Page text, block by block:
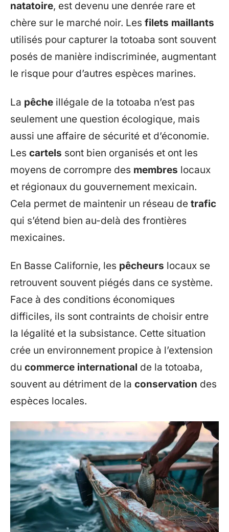
natatoire, est devenu une denrée rare et
chère sur le marché noir. Les filets maillants
utilisés pour capturer la totoaba sont souvent
posés de manière indiscriminée, augmentant
le risque pour d’autres espèces marines.
La pêche illégale de la totoaba n’est pas
seulement une question écologique, mais
aussi une affaire de sécurité et d’économie.
Les cartels sont bien organisés et ont les
moyens de corrompre des membres locaux
et régionaux du gouvernement mexicain.
Cela permet de maintenir un réseau de trafic
qui s’étend bien au-delà des frontières
mexicaines.
En Basse Californie, les pêcheurs locaux se
retrouvent souvent piégés dans ce système.
Face à des conditions économiques
difficiles, ils sont contraints de choisir entre
la légalité et la subsistance. Cette situation
crée un environnement propice à l’extension
du commerce international de la totoaba,
souvent au détriment de la conservation des
espèces locales.